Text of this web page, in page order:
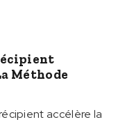
Méthode
accélère la